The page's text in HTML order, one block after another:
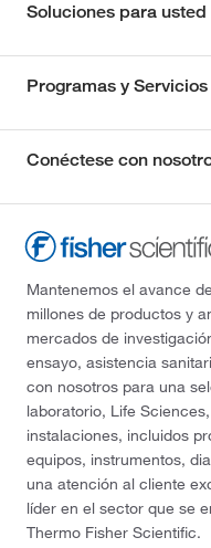
Soluciones para usted
Programas y Servicios
Conéctese con
Mantenemos el avance
millones de productos y
mercados de
ensayo, asistencia
con nosotros para una
laboratorio, Life
instalaciones, incluidos
equipos, instrumentos,
una atención al cliente
líder en el sector que se
Thermo Fisher Scientific.